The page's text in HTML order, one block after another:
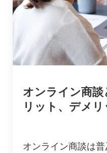
オンライン商談
リット、デメ
オンライン商談は